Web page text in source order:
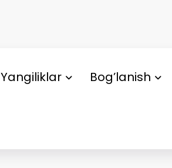
Yangiliklar Bog’lanish